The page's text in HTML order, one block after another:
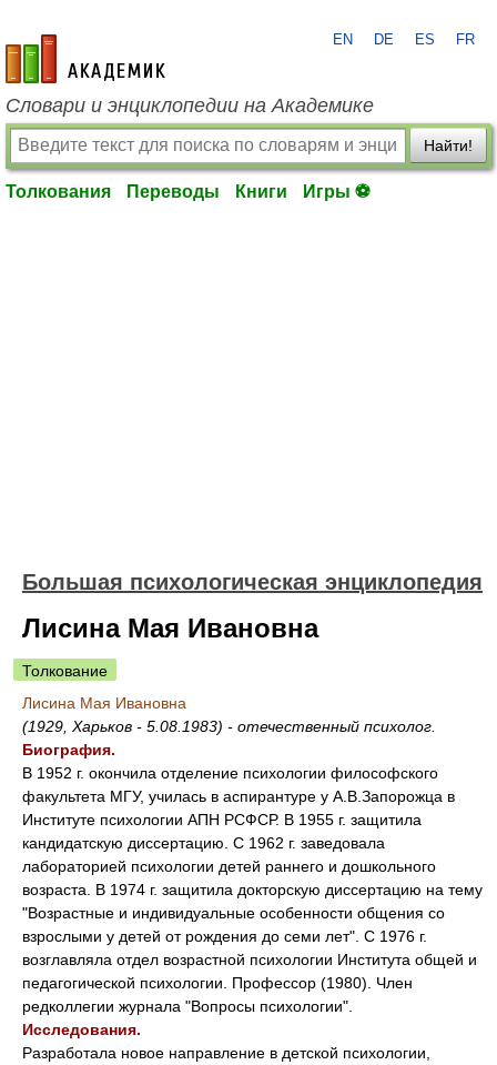
academic.ru
EN DE ES FR
Словари и энциклопедии на Академике
Найти!
Толкования Переводы Книги Игры ⚽
Большая психологическая энциклопедия
Лисина Мая Ивановна
Толкование
Лисина Мая Ивановна
(1929, Харьков - 5.08.1983) - отечественный психолог.
Биография.
В 1952 г. окончила отделение психологии философского
факультета МГУ, училась в аспирантуре у А.В.Запорожца в
Институте психологии АПН РСФСР. В 1955 г. защитила
кандидатскую диссертацию. С 1962 г. заведовала
лабораторией психологии детей раннего и дошкольного
возраста. В 1974 г. защитила докторскую диссертацию на тему
"Возрастные и индивидуальные особенности общения со
взрослыми у детей от рождения до семи лет". С 1976 г.
возглавляла отдел возрастной психологии Института общей и
педагогической психологии. Профессор (1980). Член
редколлегии журнала "Вопросы психологии".
Исследования.
Разработала новое направление в детской психологии,